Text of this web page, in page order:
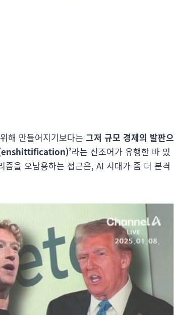
해 만들어지기보다는 그저 규모 경제의 발판으
(enshittification)’라는 신조어가 유행한 바 있
을 오남용하는 접근은, AI 시대가 좀 더 본격